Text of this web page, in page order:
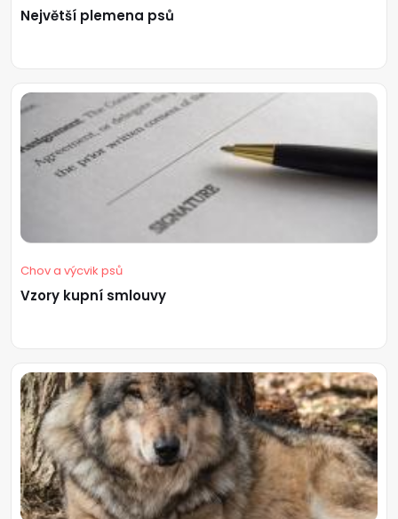
Největší plemena psů
Chov a výcvik psů
Vzory kupní smlouvy